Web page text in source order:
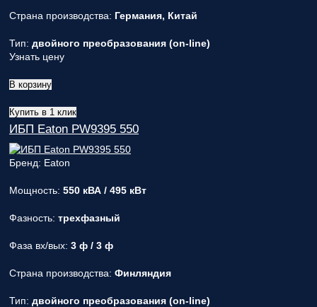
Страна производства: Германия, Китай
Тип: двойного преобразования (on-line)
Узнать цену
В корзину
Купить в 1 клик
ИБП Eaton PW9395 550
Бренд: Eaton
Мощность: 550 кВА / 495 кВт
Фазность: трехфазный
Фаза вх/вых: 3 ф / 3 ф
Страна производства: Финляндия
Тип: двойного преобразования (on-line)